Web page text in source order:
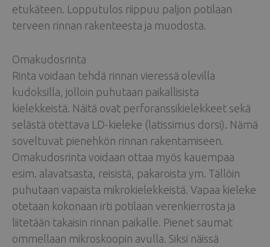
etukäteen. Lopputulos riippuu paljon potilaan
terveen rinnan rakenteesta ja muodosta.
Omakudosrinta
Rinta voidaan tehdä rinnan vieressä olevilla
kudoksilla, jolloin puhutaan paikallisista
kielekkeistä. Näitä ovat perforanssikielekkeet sekä
selästä otettava LD-kieleke (latissimus dorsi). Nämä
soveltuvat pienehkön rinnan rakentamiseen.
Omakudosrinta voidaan ottaa myös kauempaa
esim. alavatsasta, reisistä, pakaroista ym. Tällöin
puhutaan vapaista mikrokielekkeistä. Vapaa kieleke
otetaan kokonaan irti potilaan verenkierrosta ja
liitetään takaisin rinnan paikalle. Pienet saumat
ommellaan mikroskoopin avulla. Siksi näissä